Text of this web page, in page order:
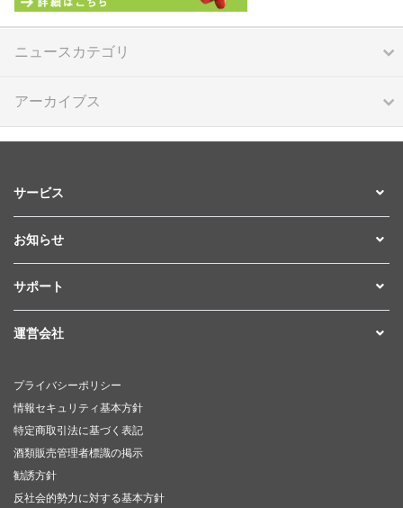
ニュースカテゴリ
アーカイブス
サービス
お知らせ
サポート
運営会社
プライバシーポリシー
情報セキュリティ基本方針
特定商取引法に基づく表記
酒類販売管理者標識の掲示
勧誘方針
反社会的勢力に対する基本方針